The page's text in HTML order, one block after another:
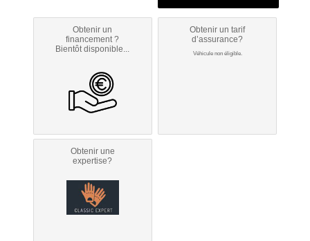
Obtenir un
financement ?
Bientôt disponible...
Obtenir un tarif
d’assurance?
Véhicule non éligible.
Obtenir une
expertise?